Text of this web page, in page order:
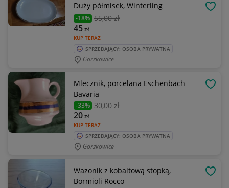
Duży półmisek, Winterling
-18% 55,00 zł
KUP TERAZ
45zł
SPRZEDAJĄCY: OSOBA PRYWATNA
Gorzkowice
Mlecznik, porcelana Eschenbach
Bavaria
-33% 30,00 zł
KUP TERAZ
20zł
SPRZEDAJĄCY: OSOBA PRYWATNA
Gorzkowice
Wazonik z kobaltową stopką,
Bormioli Rocco